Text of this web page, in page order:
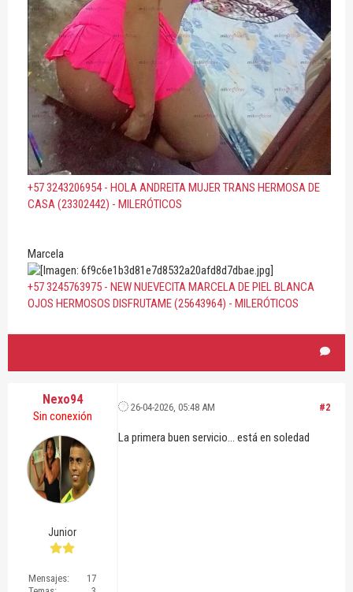
+57 3243206954 - HOLA ANDREITA MUJER TRANS HERMOSA DE
CASA (23302442) - MILERÓTICOS
Marcela
+57 3245763975 - NEW NUEVECITA MARCELA DE PIEL BLANCA
OJOS HERMOSOS DISFRUTAME (25643964) - MILERÓTICOS
Nexo94
Sin conexión
Junior
Mensajes:
17
#2
26-04-2026, 05:48 AM
La primera buen servicio... está en soledad